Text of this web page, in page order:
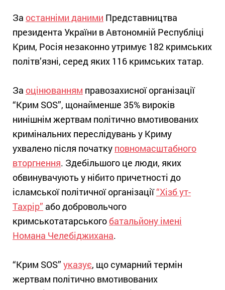
За останніми даними Представництва
президента України в Автономній Республіці
Крим, Росія незаконно утримує 182 кримських
політв’язні, серед яких 116 кримських татар.
За оцінюванням правозахисної організації
“Крим SOS”, щонайменше 35% вироків
нинішнім жертвам політично вмотивованих
кримінальних переслідувань у Криму
ухвалено після початку повномасштабного
вторгнення. Здебільшого це люди, яких
обвинувачують у нібито причетності до
ісламської політичної організації“Хізб ут-
Тахрір” або добровольчого
кримськотатарськогобатальйону імені
Номана Челебіджихана.
“Крим SOS” указує, що сумарний термін
жертвам політично вмотивованих